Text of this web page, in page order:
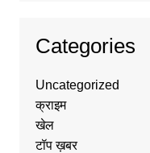
Categories
Uncategorized
क्राइम
खेल
टॉप ख़बर